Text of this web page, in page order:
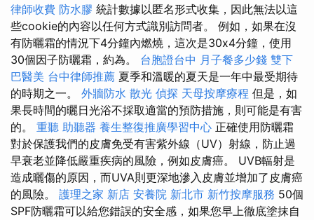
律師收費 防水膠 統計數據以匿名形式收集，因此無法以這
些cookie的內容以任何方式識別訪問者。 例如，如果在沒
有防曬霜的情況下4分鐘內燃燒，這次是30x4分鐘，使用
30個因子防曬霜，約為。 台胞證台中 月子餐多少錢 雙下
巴醫美 台中律師推薦 夏季和溫暖的夏天是一年中最受期待
的時期之一。 外牆防水 散光 偵探 天母按摩療程 但是，如
果長時間的曬日光浴不採取適當的預防措施，則可能是有害
的。 重聽 助聽器 養生整復推廣學習中心 正確使用防曬霜
對於保護我們的皮膚免受有害紫外線（UV）射線，防止過
早衰老並降低嚴重疾病的風險，例如皮膚癌。 UVB輻射是
造成曬傷的原因，而UVA則更深地滲入皮膚並增加了皮膚癌
的風險。 護理之家 新店 安養院 新北市 新竹按摩服務 50個
SPF防曬霜可以給您錯誤的安全感，如果您早上徹底塗抹自